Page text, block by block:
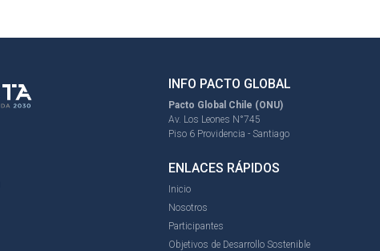
INFO PACTO GLOBAL
Pacto Global Chile (ONU)
Av. Los Leones N°745
Piso 6 Providencia - Santiago
ENLACES RÁPIDOS
Inicio
Nosotros
Participantes
Objetivos de Desarrollo Sostenible